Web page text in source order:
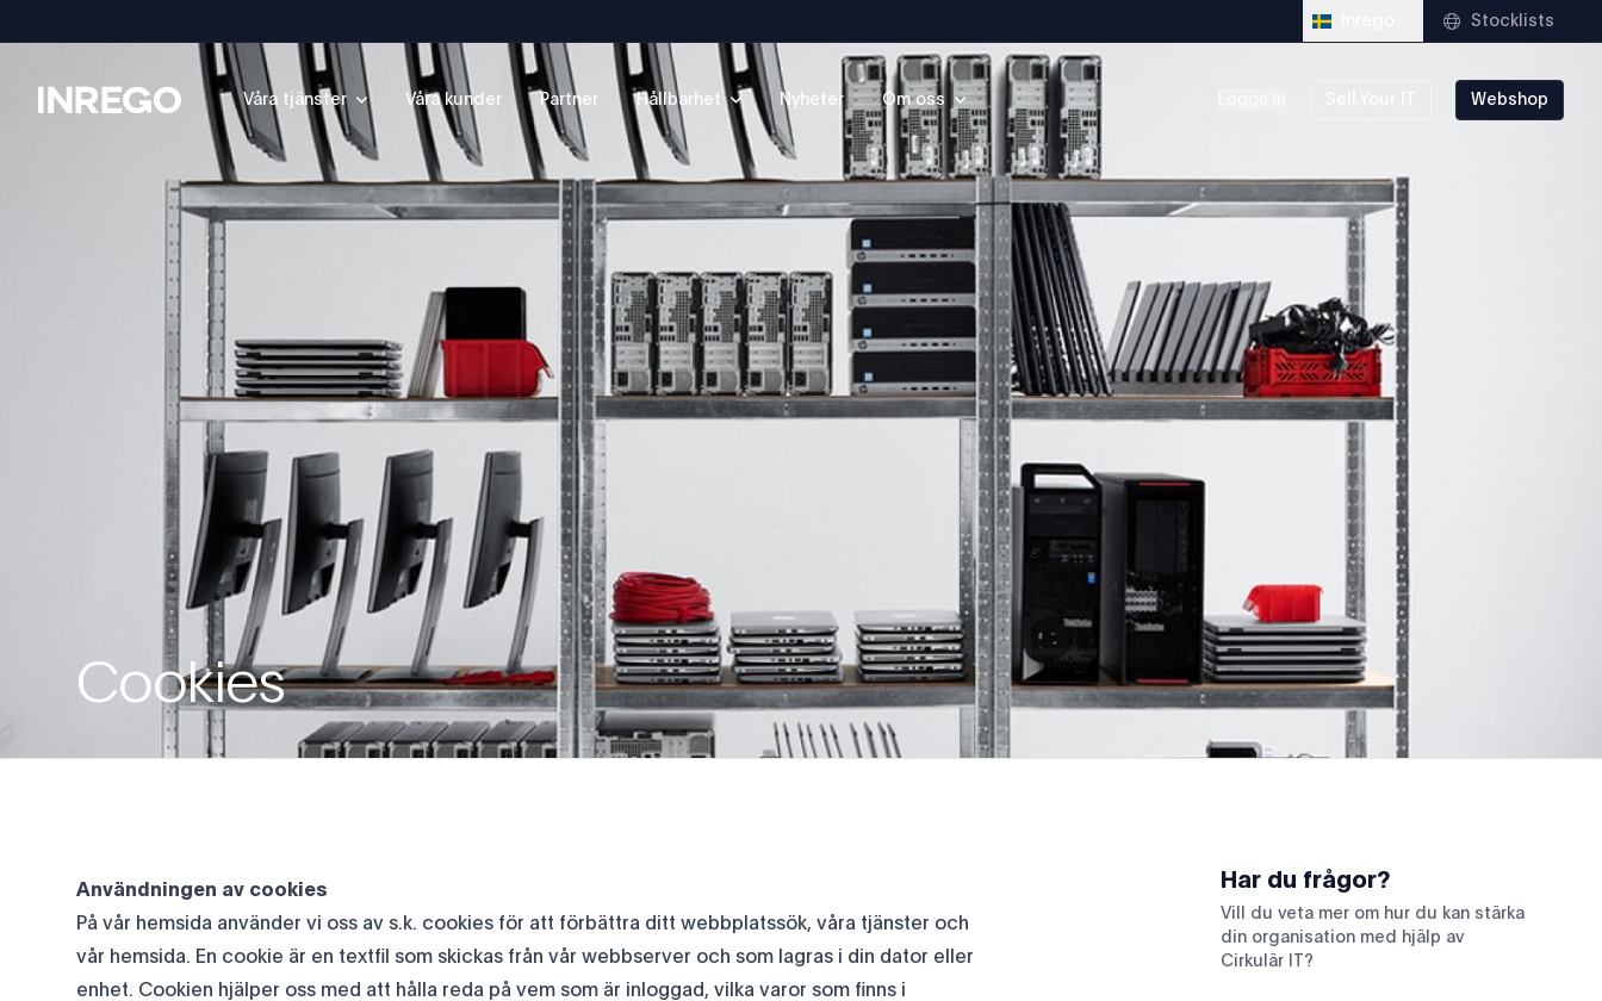
Stocklists
Inrego Våra tjänster Våra kunder Partner Hållbarhet Nyheter Om oss Webshop
Cookies
Användningen av cookies
På vår hemsida använder vi oss av s.k. cookies för att förbättra ditt webbplatssök, våra tjänster och
vår hemsida. En cookie är en textfil som skickas från vår webbserver och som lagras i din dator eller
enhet. Cookien hjälper oss med att hålla reda på vem som är inloggad, vilka varor som finns i
Har du frågor?
Vill du veta mer om hur du kan stärka
din organisation med hjälp av
Cirkulär IT?